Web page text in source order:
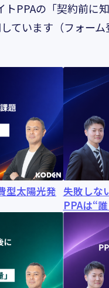
PPAの「契約前に
ています（フォー
型太陽光発 失敗しな
PPAは“